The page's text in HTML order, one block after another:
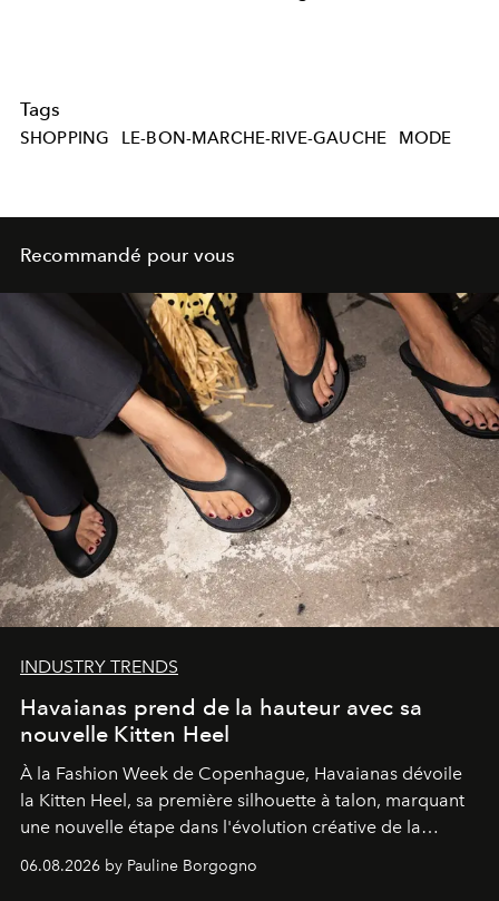
Tags
SHOPPING LE-BON-MARCHE-RIVE-GAUCHE MODE
Recommandé pour vous
INDUSTRY TRENDS
Havaianas prend de la hauteur avec sa
nouvelle Kitten Heel
À la Fashion Week de Copenhague, Havaianas dévoile
la Kitten Heel, sa première silhouette à talon, marquant
une nouvelle étape dans l'évolution créative de la
06.08.2026 by Pauline Borgogno